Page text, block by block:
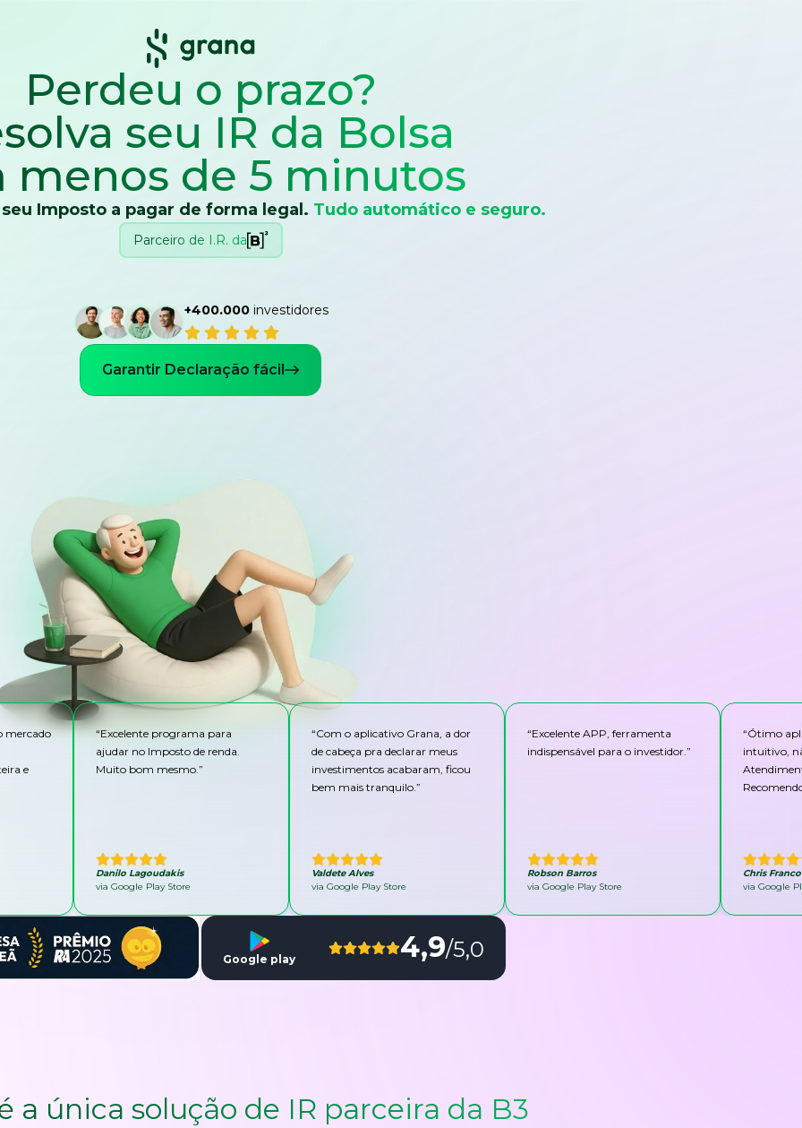
Perdeu o prazo?
seu IR da Bolsa
menos de 5 minutos
Imposto a pagar de forma legal. Tudo automático e seguro.
Parceiro de I.R. da
+400.000investidores
Garantir Declaração fácil
mercado
e
“Excelente programa para
ajudar no Imposto de renda.
Muito bom mesmo.”
Danilo Lagoudakis
via Google Play Store
“Com o aplicativo Grana, a dor
de cabeça pra declarar meus
investimentos acabaram, ficou
bem mais tranquilo.”
Valdete Alves
via Google Play Store
“Excelente APP, ferramenta
indispensável para o investidor.”
Robson Barros
via Google Play Store
“Ótimo
intuitivo,
Chris Franco
via Google
Google play 4,9/5,0
a única solução de IR parceira da B3